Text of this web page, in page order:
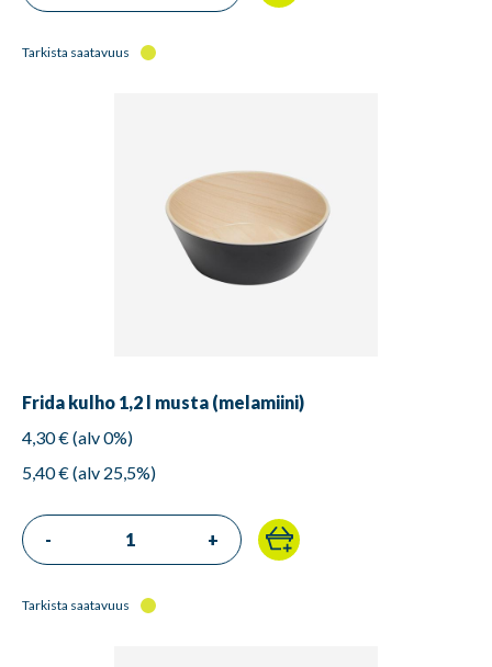
Tarkista saatavuus
Frida kulho 1,2 l musta (melamiini)
4,30 € (alv 0%)
5,40 € (alv 25,5%)
- +
Tarkista saatavuus